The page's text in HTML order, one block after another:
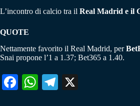
L’incontro di calcio tra il Real Madrid e il
QUOTE
Nettamente favorito il Real Madrid, per
Snai propone l’1 a 1.37; Bet365 a 1.40.
Fa W
Te